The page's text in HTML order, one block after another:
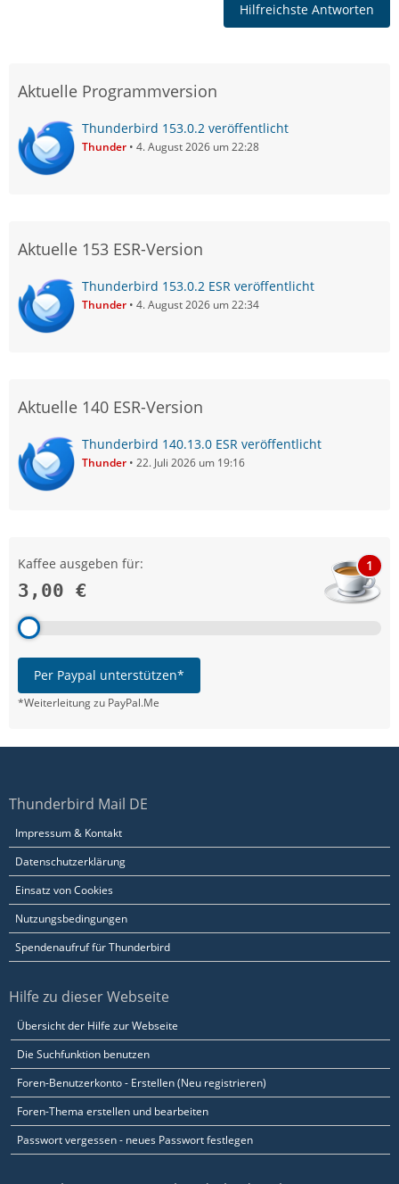
Hilfreichste Antworten
Aktuelle Programmversion
Thunderbird 153.0.2 veröffentlicht
Thunder 4. August 2026 um 22:28
Aktuelle 153 ESR-Version
Thunderbird 153.0.2 ESR veröffentlicht
Thunder 4. August 2026 um 22:34
Aktuelle 140 ESR-Version
Thunderbird 140.13.0 ESR veröffentlicht
Thunder 22. Juli 2026 um 19:16
Kaffee ausgeben für:
3,00 €
1
Per Paypal unterstützen*
*Weiterleitung zu PayPal.Me
Thunderbird Mail DE
Impressum & Kontakt
Datenschutzerklärung
Einsatz von Cookies
Nutzungsbedingungen
Spendenaufruf für Thunderbird
Hilfe zu dieser Webseite
Übersicht der Hilfe zur Webseite
Die Suchfunktion benutzen
Foren-Benutzerkonto - Erstellen (Neu registrieren)
Foren-Thema erstellen und bearbeiten
Passwort vergessen - neues Passwort festlegen